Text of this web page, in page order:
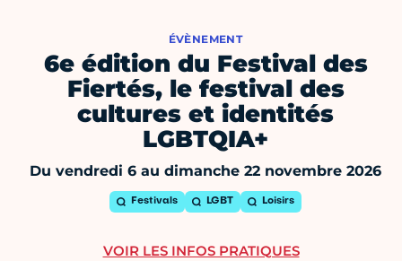
ÉVÈNEMENT
6e édition du Festival des
Fiertés, le festival des
cultures et identités
LGBTQIA+
Du vendredi 6 au dimanche 22 novembre 2026
Festivals LGBT Loisirs
VOIR LES INFOS PRATIQUES